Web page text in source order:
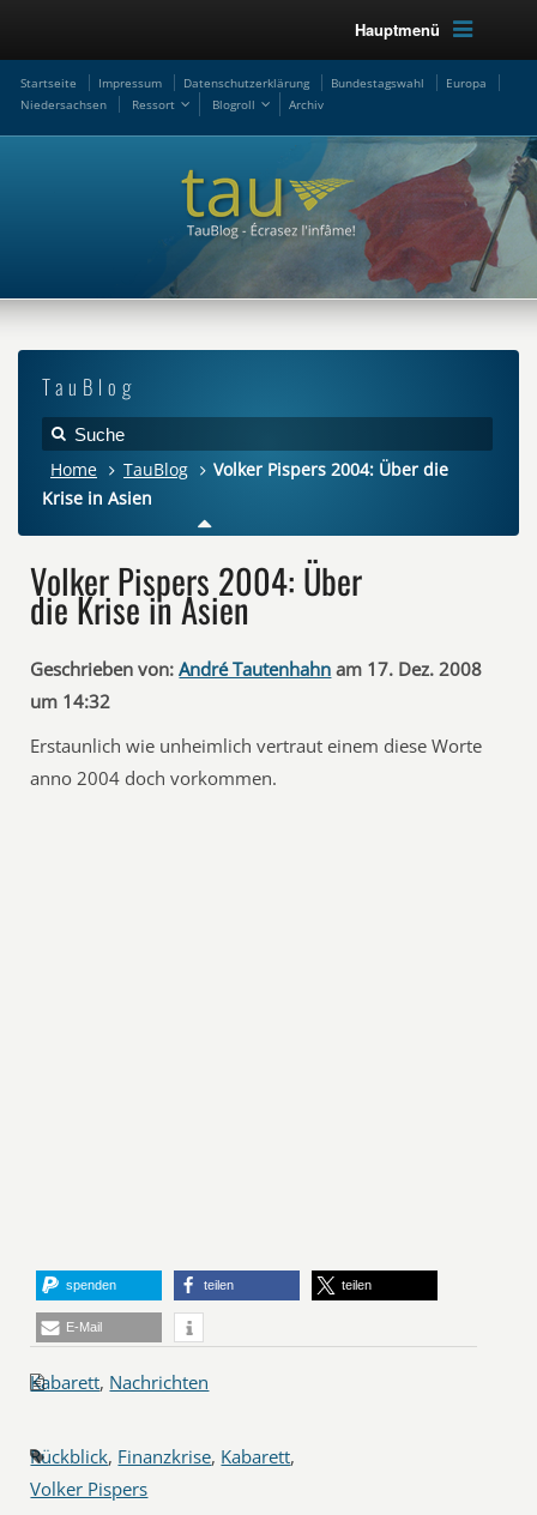
Hauptmenü
Startseite Impressum Datenschutzerklärung Bundestagswahl
Europa
Niedersachsen
Ressort Blogroll Archiv
TauBlog
Home TauBlog
Volker Pispers 2004: Über die
Krise in Asien
Volker Pispers 2004: Über
die Krise in Asien
Geschrieben von: André Tautenhahn am 17. Dez. 2008
um 14:32
Erstaunlich wie unheimlich vertraut einem diese Worte
anno 2004 doch vorkommen.
spenden teilen teilen
E-Mail
Kabarett, Nachrichten
Rückblick, Finanzkrise, Kabarett,
Volker Pispers